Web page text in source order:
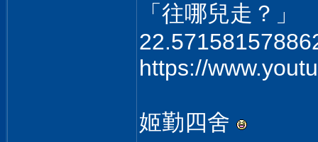
「往哪兒走？」
https://
姬勤四舍